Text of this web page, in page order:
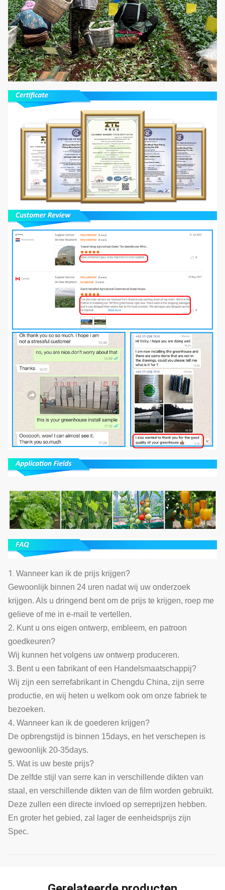
1. Wanneer kan ik de prijs krijgen?
Gewoonlijk binnen 24 uren nadat wij uw onderzoek
krijgen. Als u dringend bent om de prijs te krijgen, roep me
gelieve of me in e-mail te vertellen.
2. Kunt u ons eigen ontwerp, embleem, en patroon
goedkeuren?
Wij kunnen het volgens uw ontwerp produceren.
3. Bent u een fabrikant of een Handelsmaatschappij?
Wij zijn een serrefabrikant in Chengdu China, zijn serre
productie, en wij heten u welkom ook om onze fabriek te
bezoeken.
4. Wanneer kan ik de goederen krijgen?
De opbrengstijd is binnen 15days, en het verschepen is
gewoonlijk 20-35days.
5. Wat is uw beste prijs?
De zelfde stijl van serre kan in verschillende dikten van
staal, en verschillende dikten van de film worden gebruikt.
Deze zullen een directe invloed op serreprijzen hebben.
En groter het gebied, zal lager de eenheidsprijs zijn
Spec.